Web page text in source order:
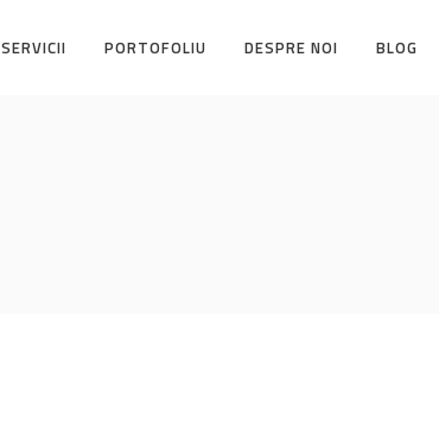
SERVICII PORTOFOLIU DESPRE NOI BLOG